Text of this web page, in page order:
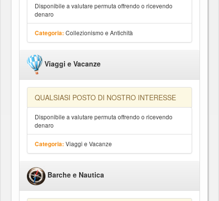
Disponibile a valutare permuta offrendo o ricevendo
denaro
Categoria: Collezionismo e Antichità
Viaggi e Vacanze
QUALSIASI POSTO DI NOSTRO INTERESSE
Disponibile a valutare permuta offrendo o ricevendo
denaro
Categoria: Viaggi e Vacanze
Barche e Nautica